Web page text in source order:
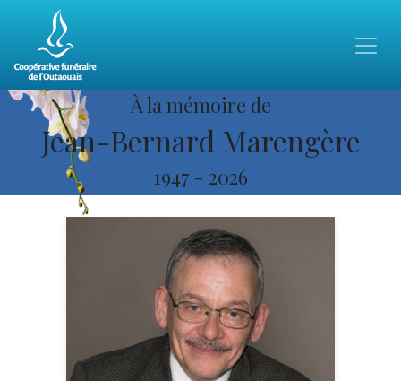
À la mémoire de
Jean-Bernard Marengère
1947 - 2026